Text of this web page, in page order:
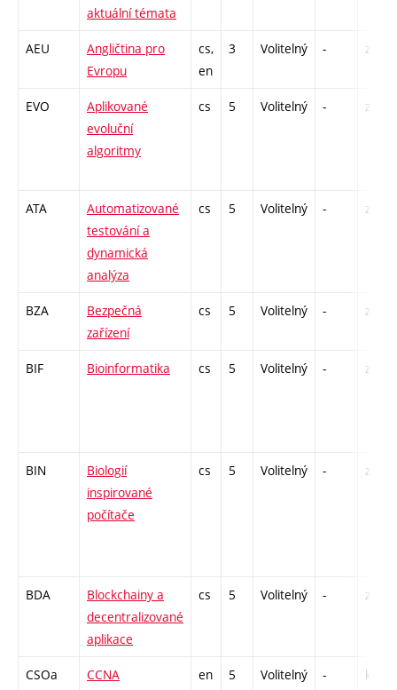
aktuální témata
AEU
Angličtina pro
Evropu
cs,
en
3 Volitelný - zá,zk
EVO
Aplikované
evoluční
algoritmy
cs 5 Volitelný - zk
ATA
Automatizované
testování a
dynamická
analýza
cs 5 Volitelný - zk
BZA
Bezpečná
zařízení
cs 5 Volitelný - zk
BIF Bioinformatika cs 5 Volitelný - zk
BIN
Biologií
inspirované
počítače
cs 5 Volitelný - zk
BDA
Blockchainy a
decentralizované
aplikace
cs 5 Volitelný - zá,zk
CSOa
CCNA
en 5 Volitelný - kl